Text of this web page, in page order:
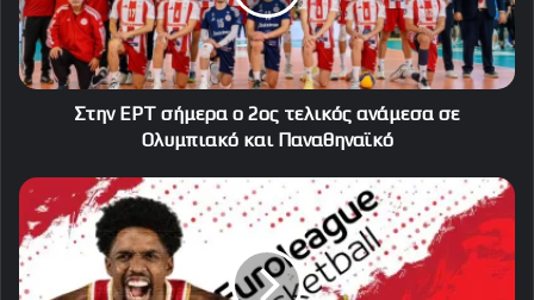
τελικός
ανάμεσα
σε
Ολυμπιακό
Στην ΕΡΤ σήμερα ο 2ος τελικός ανάμεσα σε
Ολυμπιακό και Παναθηναϊκό
Η
ώρα
και
η
τηλεοπτική